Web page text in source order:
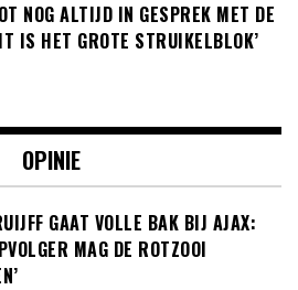
NOG ALTIJD IN GESPREK MET DE
IS HET GROTE STRUIKELBLOK’
OPINIE
GAAT VOLLE BAK BIJ AJAX:
MAG DE ROTZOOI